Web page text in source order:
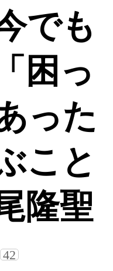
でも
困っ
った
こと
隆聖
42